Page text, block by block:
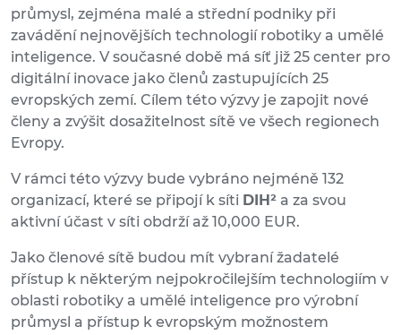
průmysl, zejména malé a střední podniky při
zavádění nejnovějších technologií robotiky a umělé
inteligence. V současné době má síť již 25 center pro
digitální inovace jako členů zastupujících 25
evropských zemí. Cílem této výzvy je zapojit nové
členy a zvýšit dosažitelnost sítě ve všech regionech
Evropy.
V rámci této výzvy bude vybráno nejméně 132
organizací, které se připojí k síti DIH² a za svou
aktivní účast v síti obdrží až 10,000 EUR.
Jako členové sítě budou mít vybraní žadatelé
přístup k některým nejpokročilejším technologiím v
oblasti robotiky a umělé inteligence pro výrobní
průmysl a přístup k evropským možnostem